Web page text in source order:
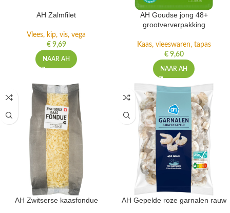
AH Zalmfilet
Vlees, kip, vis, vega
€9,69
NAAR AH
AH Goudse jong 48+
grootververpakking
Kaas, vleeswaren, tapas
€9,60
NAAR AH
AH Zwitserse kaasfondue AH Gepelde roze garnalen rauw